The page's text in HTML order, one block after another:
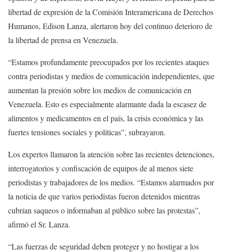
libertad de expresión de la Comisión Interamericana de Derechos
Humanos, Edison Lanza, alertaron hoy del continuo deterioro de
la libertad de prensa en Venezuela.
“Estamos profundamente preocupados por los recientes ataques
contra periodistas y medios de comunicación independientes, que
aumentan la presión sobre los medios de comunicación en
Venezuela. Esto es especialmente alarmante dada la escasez de
alimentos y medicamentos en el país, la crisis económica y las
fuertes tensiones sociales y políticas”, subrayaron.
Los expertos llamaron la atención sobre las recientes detenciones,
interrogatorios y confiscación de equipos de al menos siete
periodistas y trabajadores de los medios. “Estamos alarmados por
la noticia de que varios periodistas fueron detenidos mientras
cubrían saqueos o informaban al público sobre las protestas”,
afirmó el Sr. Lanza.
“Las fuerzas de seguridad deben proteger y no hostigar a los